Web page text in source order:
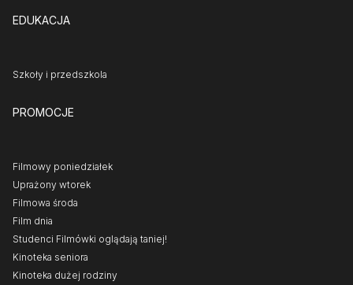
EDUKACJA
Szkoły i przedszkola
PROMOCJE
Filmowy poniedziałek
Uprażony wtorek
Filmowa środa
Film dnia
Studenci Filmówki oglądają taniej!
Kinoteka seniora
Kinoteka dużej rodziny